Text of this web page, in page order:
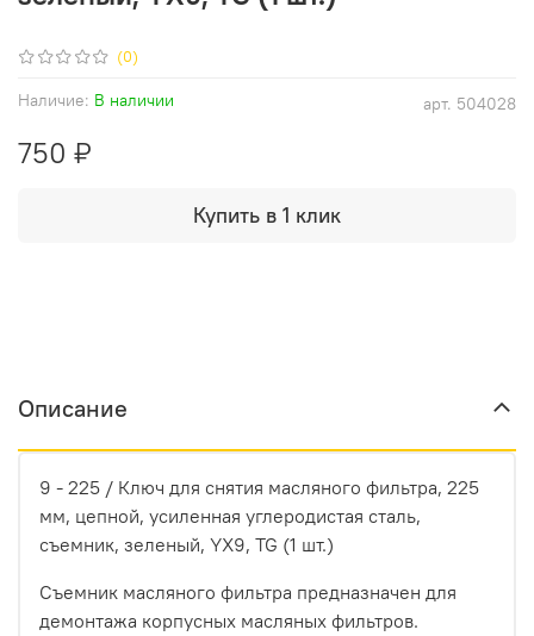
(0)
арт. 504028
Наличие: В наличии
750 ₽
Купить в 1 клик
Описание
9 - 225 / Ключ для снятия масляного фильтра, 225
мм, цепной, усиленная углеродистая сталь,
съемник, зеленый, YX9, TG (1 шт.)
Съемник масляного фильтра предназначен для
демонтажа корпусных масляных фильтров.